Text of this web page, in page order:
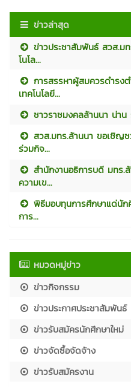
ข่าวล่าสุด
ข่าวประชาสัมพันธ์ สวส.ม
โนโล...
การสรรหาผู้สมควรดำรง
เทคโนโลยี...
ชาวราชมงคลล้านนา น่า
สวส.มทร.ล้านนา ขอเชิญ
ร่วมกิจ...
สำนักงานอธิการบดี มทร.
ความเข...
พิธีมอบทุนการศึกษาแด่นัก
การ...
หมวดหมู่ข่าว
ข่าวกิจกรรม
ข่าวประกาศประชาสัมพันธ์
ข่าวรับสมัครนักศึกษาใหม่
ข่าวจัดซื้อจัดจ้าง
ข่าวรับสมัครงาน